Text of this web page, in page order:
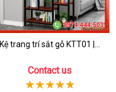
Kệ trang trí sắt gỗ KTT01 |...
Contact us